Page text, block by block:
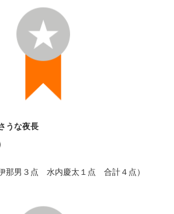
うな夜長
那男３点 水内慶太１点 合計４点）